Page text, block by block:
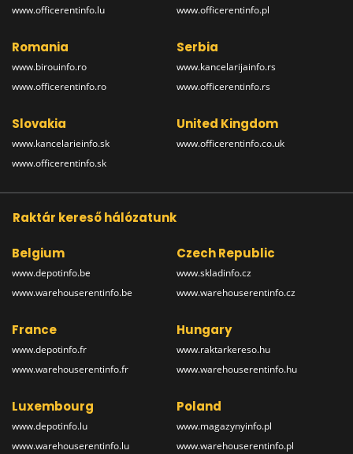
www.officerentinfo.lu
www.officerentinfo.pl
Romania
www.birouinfo.ro
www.officerentinfo.ro
Serbia
www.kancelarijainfo.rs
www.officerentinfo.rs
Slovakia
www.kancelarieinfo.sk
www.officerentinfo.sk
United Kingdom
www.officerentinfo.co.uk
Raktár kereső hálózatunk
Belgium
www.depotinfo.be
www.warehouserentinfo.be
Czech Republic
www.skladinfo.cz
www.warehouserentinfo.cz
France
www.depotinfo.fr
www.warehouserentinfo.fr
Hungary
www.raktarkereso.hu
www.warehouserentinfo.hu
Luxembourg
www.depotinfo.lu
www.warehouserentinfo.lu
Poland
www.magazynyinfo.pl
www.warehouserentinfo.pl